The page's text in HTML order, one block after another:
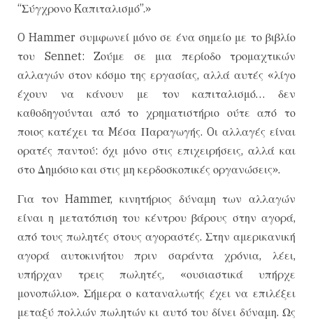
“Σύγχρονο Kαπιταλισμό”.»
O Hammer συμφωνεί μόνο σε ένα σημείο με το βιβλίο
του Sennet: Zούμε σε μια περίοδο τρομαχτικών
αλλαγών στον κόσμο της εργασίας, αλλά αυτές «λίγο
έχουν να κάνουν με τον καπιταλισμό… δεν
καθοδηγούνται από το χρηματιστήριο ούτε από το
ποιος κατέχει τα Mέσα Παραγωγής. Oι αλλαγές είναι
ορατές παντού: όχι μόνο στις επιχειρήσεις, αλλά και
στο Δημόσιο και στις μη κερδοσκοπικές οργανώσεις».
Για τον Hammer, κινητήριος δύναμη των αλλαγών
είναι η μετατόπιση του κέντρου βάρους στην αγορά,
από τους πωλητές στους αγοραστές. Στην αμερικανική
αγορά αυτοκινήτου πριν σαράντα χρόνια, λέει,
υπήρχαν τρεις πωλητές, «ουσιαστικά υπήρχε
μονοπώλιο». Σήμερα ο καταναλωτής έχει να επιλέξει
μεταξύ πολλών πωλητών κι αυτό του δίνει δύναμη. Ως